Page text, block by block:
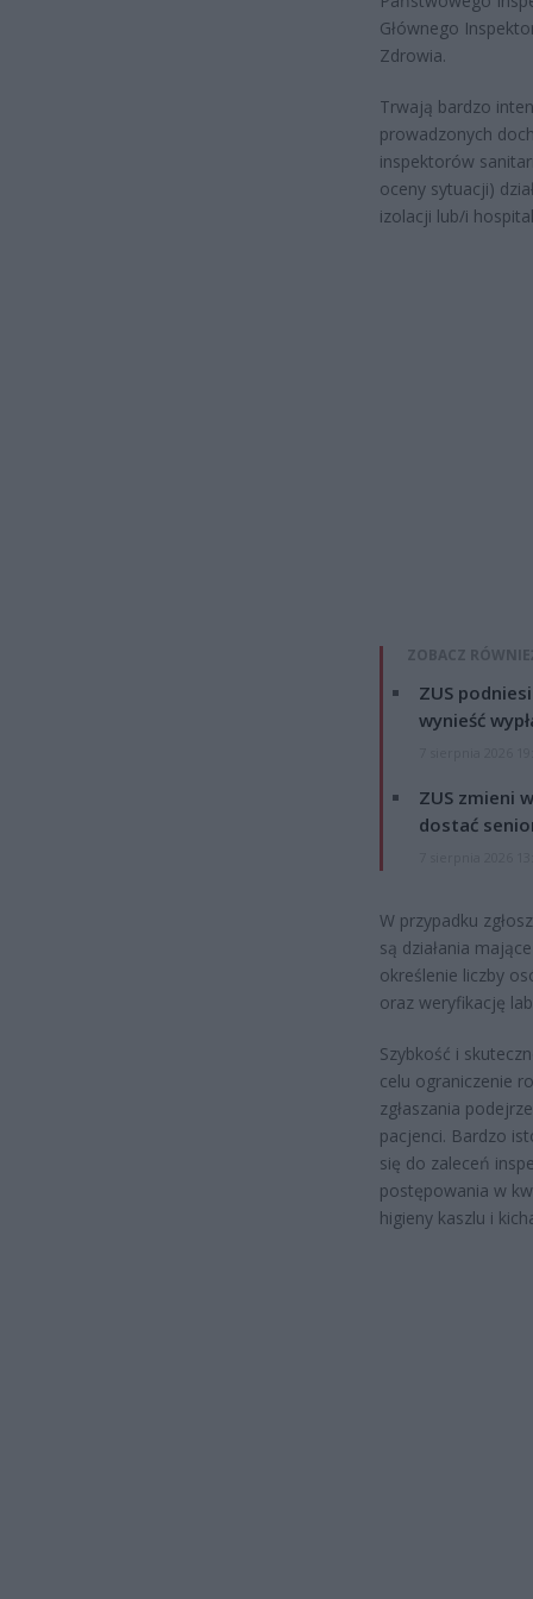
Głównego
Zdrowia.
Trwają bardzo
prowadzonych
inspektorów
oceny sytuacji)
izolacji lub/i
ZOBACZ
ZUS
wynieść
ZUS zmieni
dostać
W przypadku
są działania
określenie liczby
oraz weryfikację
Szybkość i
celu ograniczenie
zgłaszania
pacjenci. Bardzo
się do zaleceń
postępowania w
higieny kaszlu i